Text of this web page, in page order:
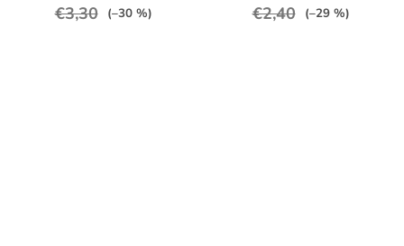
€3,30 (–30 %) €2,40 (–29 %)